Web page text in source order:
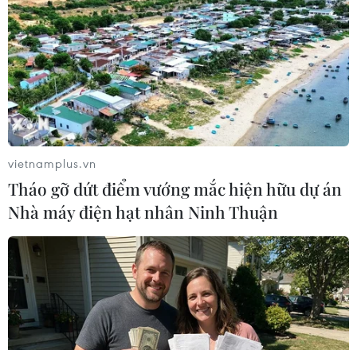
Công an vào cuộc vụ đánh hội đồng cô gái
19 tuổi, livestream lên mạng ở Kon Tum
15/06/2025 22:38
Hình ảnh cho thấy có ít nhất 2 người nữ trực tiếp hành
vietnamplus.vn
Tháo gỡ dứt điểm vướng mắc hiện hữu dự án
Nhà máy điện hạt nhân Ninh Thuận